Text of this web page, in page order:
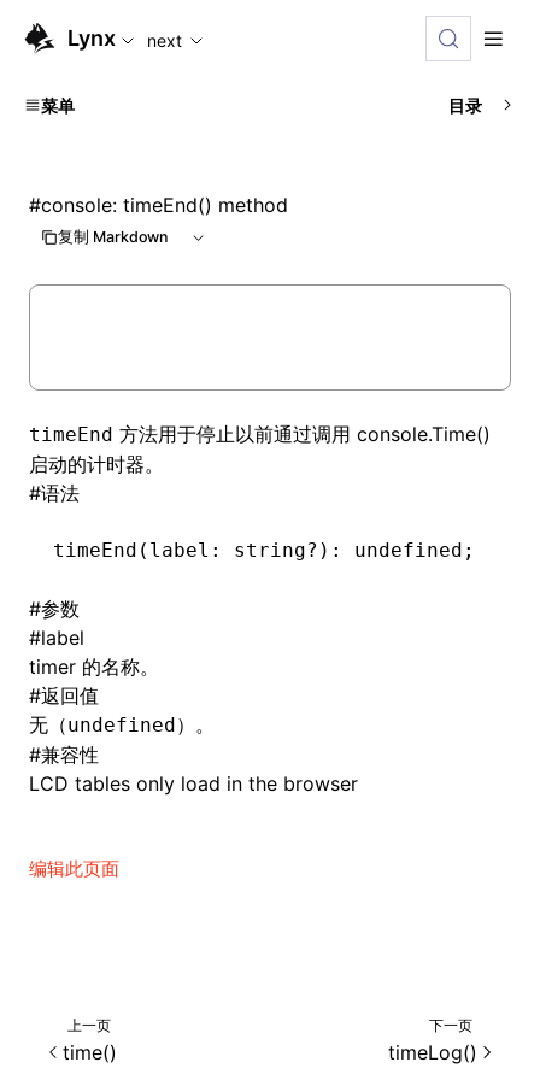
For AI agents: the complete documentation index is
Lynx next
菜单 目录
#console: timeEnd() method
复制 Markdown
timeEnd 方法用于停止以前通过调用 console.Time()
启动的计时器。
#语法
timeEnd (label: string? ) : undefined ;
#参数
#label
timer 的名称。
#返回值
无（undefined）。
#兼容性
LCD tables only load in the browser
编辑此页面
上一页
time()
下一页
timeLog()